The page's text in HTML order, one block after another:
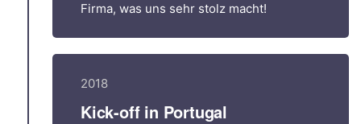
Firma, was uns sehr stolz macht!
2018
Kick-off in Portugal